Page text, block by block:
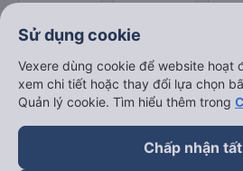
Sử dụng cookie
Vexere dùng cookie để website hoạt
xem chi tiết hoặc thay đổi lựa chọn
Quản lý cookie. Tìm hiểu thêm trong
Chấp nhận